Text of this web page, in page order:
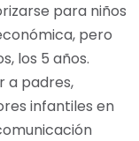
para niños
pero
los 5 años.
a padres,
infantiles en